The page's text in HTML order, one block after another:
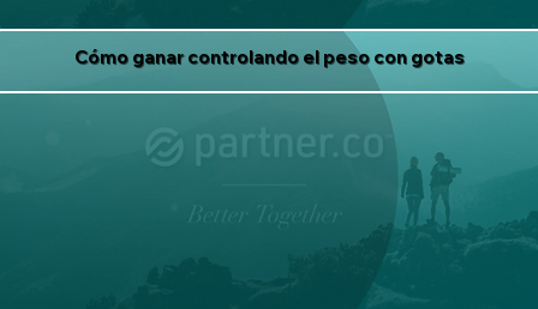
Cómo ganar controlando el peso con gotas